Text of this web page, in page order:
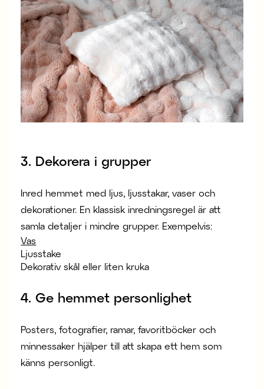
3. Dekorera i grupper
Inred hemmet med ljus, ljusstakar, vaser och
dekorationer. En klassisk inredningsregel är att
samla detaljer i mindre grupper. Exempelvis:
Vas
Ljusstake
Dekorativ skål eller liten kruka
4. Ge hemmet personlighet
Posters, fotografier, ramar, favoritböcker och
minnessaker hjälper till att skapa ett hem som
känns personligt.